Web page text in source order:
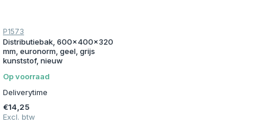
P1573
Distributiebak, 600x400x320
mm, euronorm, geel, grijs
kunststof, nieuw
Op voorraad
Deliverytime
€14,25
Excl. btw